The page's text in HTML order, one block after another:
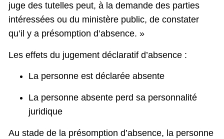
juge des tutelles peut, à la demande des parties
intéressées ou du ministère public, de constater
qu’il y a présomption d’absence. »
Les effets du jugement déclaratif d’absence :
La personne est déclarée absente
La personne absente perd sa personnalité
juridique
Au stade de la présomption d’absence, la personne